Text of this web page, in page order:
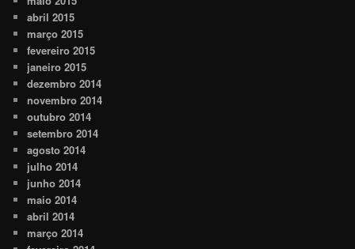
abril 2015
março 2015
fevereiro 2015
janeiro 2015
dezembro 2014
novembro 2014
outubro 2014
setembro 2014
agosto 2014
julho 2014
junho 2014
maio 2014
abril 2014
março 2014